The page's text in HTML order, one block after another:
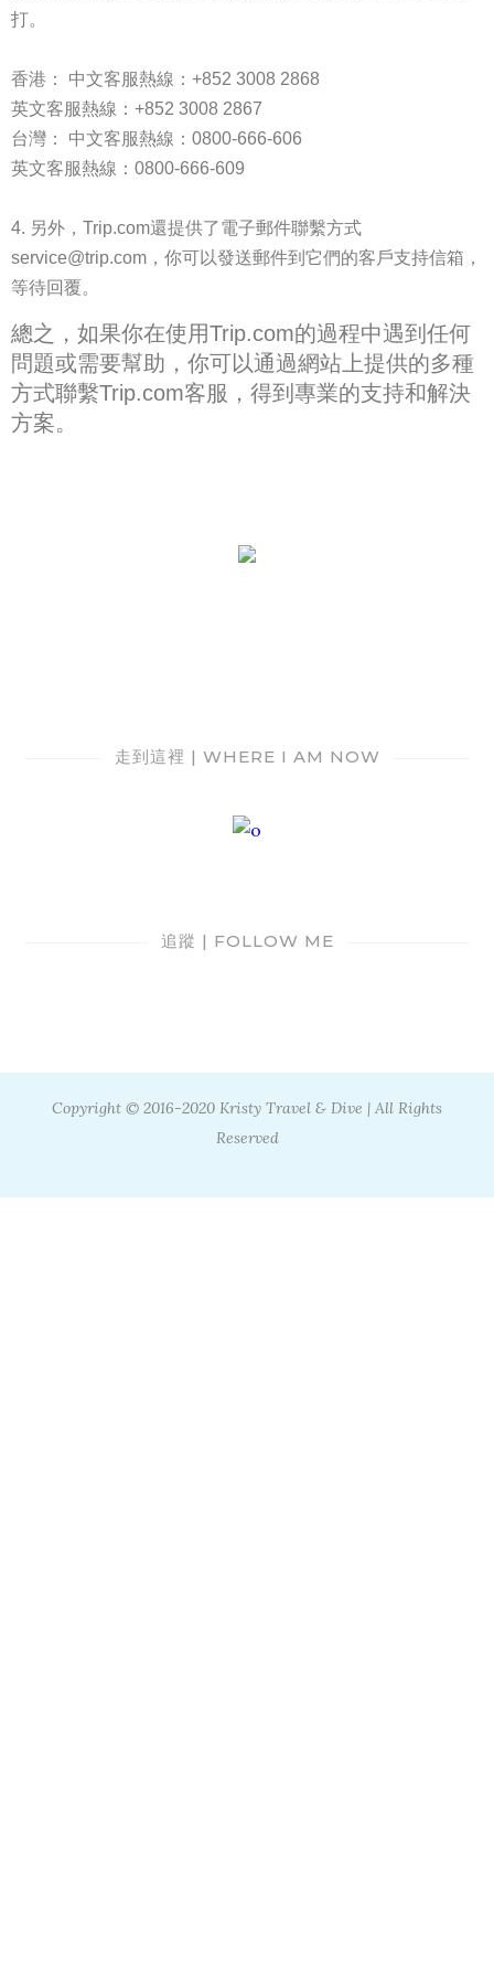
打。
香港： 中文客服熱線：+852 3008 2868
英文客服熱線：+852 3008 2867
台灣： 中文客服熱線：0800-666-606
英文客服熱線：0800-666-609
另外，Trip.com還提供了電子郵件聯繫方式
service@trip.com，你可以發送郵件到它們的客戶支持信箱，
等待回覆。
總之，如果你在使用Trip.com的過程中遇到任何
問題或需要幫助，你可以通過網站上提供的多種
方式聯繫Trip.com客服，得到專業的支持和解決
方案。
走到這裡 | WHERE I AM NOW
追蹤 | FOLLOW ME
Copyright © 2016-2020 Kristy Travel & Dive | All Rights
Reserved